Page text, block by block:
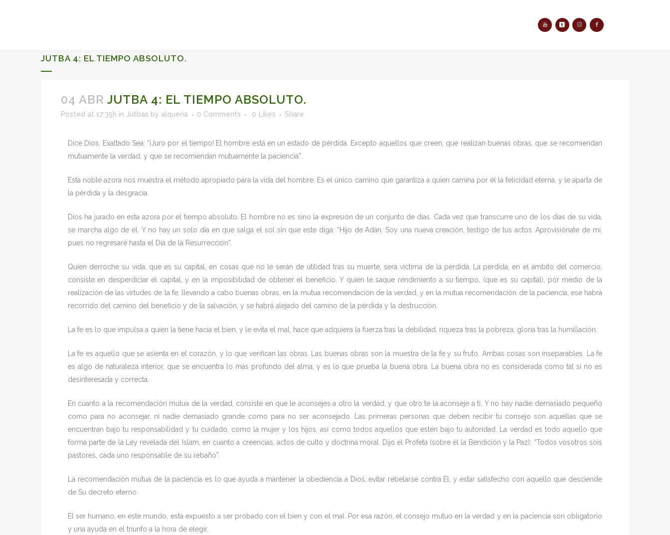
JUTBA 4: EL TIEMPO ABSOLUTO.
04 ABR JUTBA 4: EL TIEMPO ABSOLUTO.
Posted at 17:35h in Jutbas by alqueria 0 Comments 0 Likes Share
Dice Dios, Exaltado Sea: “¡Juro por el tiempo! El hombre está en un estado de pérdida. Excepto aquellos que creen, que realizan buenas obras, que se recomiendan
mutuamente la verdad, y que se recomiendan mutuamente la paciencia”.
Esta noble azora nos muestra el método apropiado para la vida del hombre. Es el único camino que garantiza a quien camina por él la felicidad eterna, y le aparta de
la pérdida y la desgracia.
Dios ha jurado en esta azora por el tiempo absoluto. El hombre no es sino la expresión de un conjunto de días. Cada vez que transcurre uno de los días de su vida,
se marcha algo de él. Y no hay un solo día en que salga el sol sin que este diga: “Hijo de Adán. Soy una nueva creación, testigo de tus actos. Aprovisiónate de mí,
pues no regresaré hasta el Día de la Resurrección”.
Quien derroche su vida, que es su capital, en cosas que no le serán de utilidad tras su muerte, será víctima de la pérdida. La pérdida, en el ámbito del comercio,
consiste en desperdiciar el capital, y en la imposibilidad de obtener el beneficio. Y quien le saque rendimiento a su tiempo, (que es su capital), por medio de la
realización de las virtudes de la fe, llevando a cabo buenas obras, en la mutua recomendación de la verdad, y en la mutua recomendación de la paciencia, ese habrá
recorrido del camino del beneficio y de la salvación, y se habrá alejado del camino de la pérdida y la destrucción.
La fe es lo que impulsa a quien la tiene hacia el bien, y le evita el mal, hace que adquiera la fuerza tras la debilidad, riqueza tras la pobreza, gloria tras la humillación.
La fe es aquello que se asienta en el corazón, y lo que verifican las obras. Las buenas obras son la muestra de la fe y su fruto. Ambas cosas son inseparables. La fe
es algo de naturaleza interior, que se encuentra lo más profundo del alma, y es lo que prueba la buena obra. La buena obra no es considerada como tal si no es
desinteresada y correcta.
En cuanto a la recomendación mutua de la verdad, consiste en que le aconsejes a otro la verdad, y que otro te la aconseje a ti. Y no hay nadie demasiado pequeño
como para no aconsejar, ni nadie demasiado grande como para no ser aconsejado. Las primeras personas que deben recibir tu consejo son aquellas que se
encuentran bajo tu responsabilidad y tu cuidado, como la mujer y los hijos, así como todos aquellos que estén bajo tu autoridad. La verdad es todo aquello que
forma parte de la Ley revelada del Islam, en cuanto a creencias, actos de culto y doctrina moral. Dijo el Profeta (sobre él la Bendición y la Paz): “Todos vosotros sois
pastores, cada uno responsable de su rebaño”.
La recomendación mutua de la paciencia es lo que ayuda a mantener la obediencia a Dios, evitar rebelarse contra Él, y estar satisfecho con aquello que desciende
de Su decreto eterno.
El ser humano, en este mundo, está expuesto a ser probado con el bien y con el mal. Por esa razón, el consejo mutuo en la verdad y en la paciencia son obligatorio
y una ayuda en el triunfo a la hora de elegir.